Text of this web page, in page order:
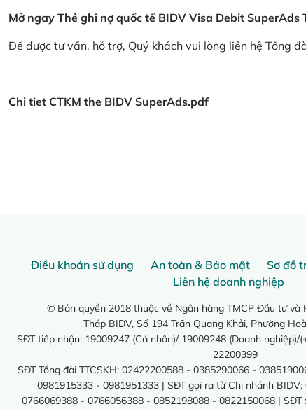
Mở ngay Thẻ ghi nợ quốc tế BIDV Visa Debit SuperAds
Để được tư vấn, hỗ trợ, Quý khách vui lòng liên hệ Tổng
Chi tiet CTKM the BIDV SuperAds.pdf
Điều khoản sử dụng An toàn & Bảo mật Sơ đồ
Liên hệ doanh nghiệp
© Bản quyền 2018 thuộc về Ngân hàng TMCP Đầu tư và
Tháp BIDV, Số 194 Trần Quang Khải, Phường
SĐT tiếp nhận: 19009247 (Cá nhân)/ 19009248 (Doanh nghiệp)/
22200399
SĐT Tổng đài TTCSKH: 02422200588 - 0385290066 -
0981915333 - 0981951333 | SĐT gọi ra từ Chi nhánh
0766069388 - 0766056388 - 0852198088 - 0822150068 | SĐT